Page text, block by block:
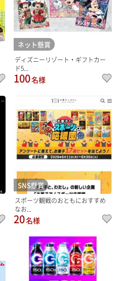
ネット懸賞
ディズニーリゾート・ギフトカー
ド5...
100名様
SNS懸賞
スポーツ観戦のおともにおすすめ
なお...
20名様